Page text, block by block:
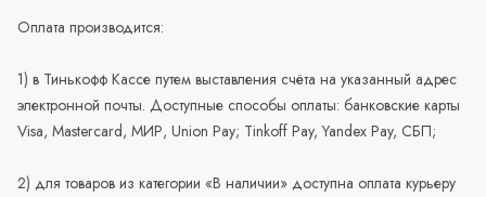
Оплата производится:
1) в Тинькофф Кассе путем выставления счёта на указанный адрес
электронной почты. Доступные способы оплаты: банковские карты
Visa, Mastercard, МИР, Union Pay; Tinkoff Pay, Yandex Pay, СБП;
2) для товаров из категории «В наличии» доступна оплата курьеру